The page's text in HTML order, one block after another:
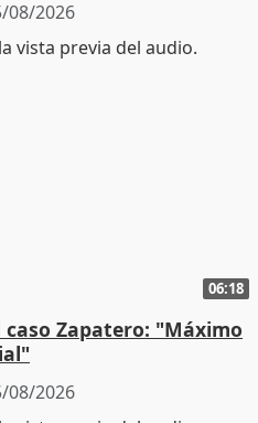
08/2026
06:18
Zapatero: "Máximo
08/2026